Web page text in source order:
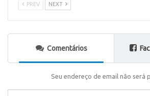
PREV NEXT
Comentários
Seu endereço de email não será